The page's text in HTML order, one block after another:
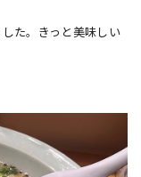
た。きっと美味しい